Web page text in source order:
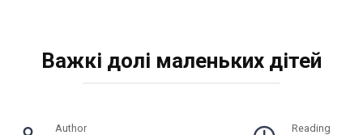
Важкі долі маленьких дітей
Author Reading